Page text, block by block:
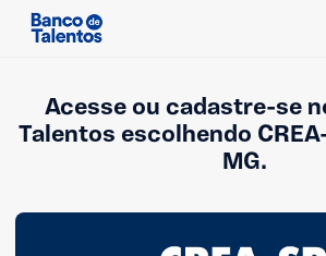
Acesse ou cadastre-se
Talentos escolhendo
MG.